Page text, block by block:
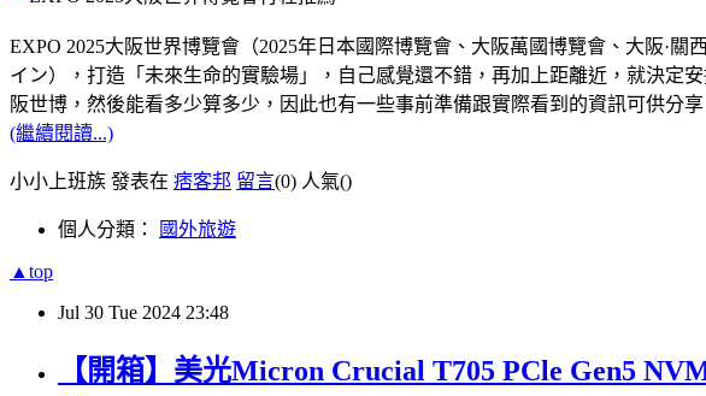
EXPO 2025大阪世界博覽會（2025年日本國際博覽會、大阪萬國博覽會、大阪·
イン），打造「未來生命的實驗場」，自己感覺還不錯，再加上距離近，就決定
阪世博，然後能看多少算多少，因此也有一些事前準備跟實際看到的資訊可供分
(繼續閱讀...)
小小上班族 發表在 痞客邦 留言(0) 人氣()
個人分類： 國外旅遊
▲top
Jul 30 Tue 2024 23:48
【開箱】美光Micron Crucial T705 PCle Gen5